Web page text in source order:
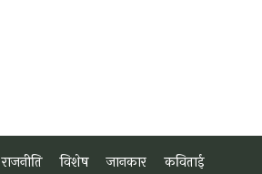
राजनीति विशेष जानकार कविताई